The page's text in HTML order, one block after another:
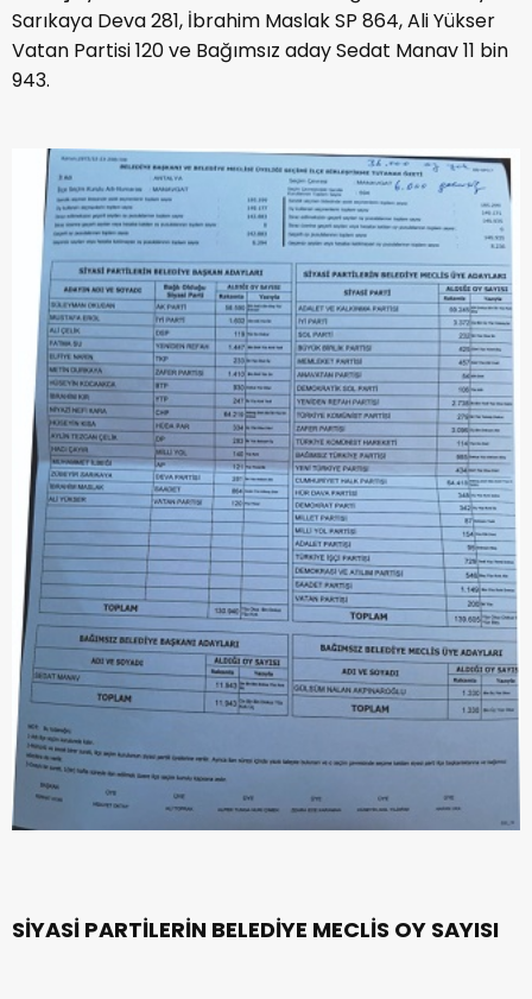
Sarıkaya Deva 281, İbrahim Maslak SP 864, Ali Yükser
Vatan Partisi 120 ve Bağımsız aday Sedat Manav 11 bin
943.
SİYASİ PARTİLERİN BELEDİYE MECLİS OY SAYISI